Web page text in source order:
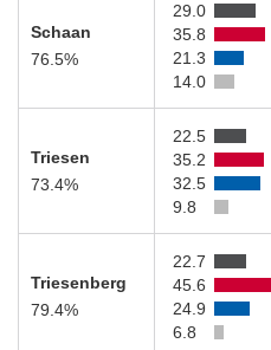
Schaan
76.5%
29.0
35.8
21.3
14.0
Triesen
73.4%
22.5
35.2
32.5
9.8
Triesenberg
79.4%
22.7
45.6
24.9
6.8